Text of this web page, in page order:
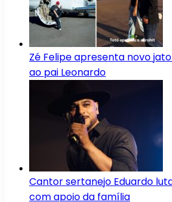
Zé Felipe apresenta novo
ao pai Leonardo
Cantor sertanejo Eduardo
com apoio da família